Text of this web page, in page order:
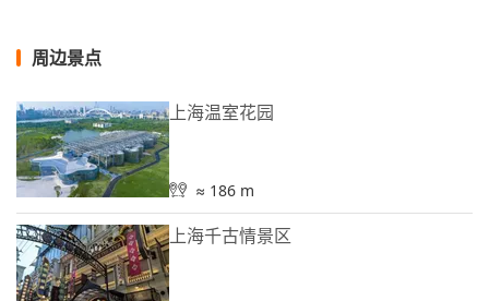
周边景点
上海温室花园
≈ 186 m
上海千古情景区